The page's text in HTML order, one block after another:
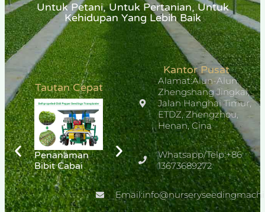
Untuk Petani, Untuk Pertanian, Untuk
Kehidupan Yang Lebih Baik
Tautan Cepat
Penanaman
Bibit Cabai
Penanaman
Mentimun
Transplantasi
Rami
Kantor Pusat
Alamat:Alun-Alun
Zhengshang Jingkai,
Jalan Hanghai Timur,
ETDZ, Zhengzhou,
Henan, Cina
Whatsapp/Telp:+86
13673689272